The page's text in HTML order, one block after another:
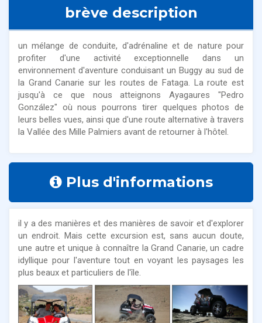
brève description
un mélange de conduite, d'adrénaline et de nature pour
profiter d'une activité exceptionnelle dans un
environnement d'aventure conduisant un Buggy au sud de
la Grand Canarie sur les routes de Fataga. La route est
jusqu'à ce que nous atteignons Ayagaures "Pedro
González" où nous pourrons tirer quelques photos de
leurs belles vues, ainsi que d'une route alternative à travers
la Vallée des Mille Palmiers avant de retourner à l'hôtel.
Plus d'informations
il y a des manières et des manières de savoir et d'explorer
un endroit. Mais cette excursion est, sans aucun doute,
une autre et unique à connaître la Grand Canarie, un cadre
idyllique pour l'aventure tout en voyant les paysages les
plus beaux et particuliers de l'île.